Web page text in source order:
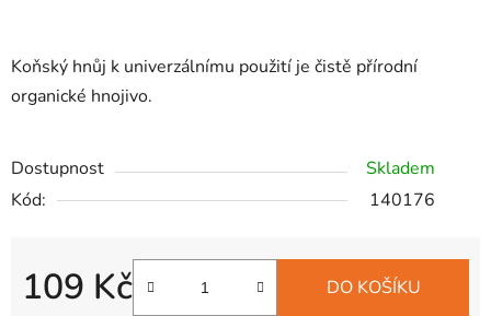
Koňský hnůj k univerzálnímu použití je čistě přírodní
organické hnojivo.
Dostupnost
Skladem
Kód:
140176
109 Kč DO KOŠÍKU